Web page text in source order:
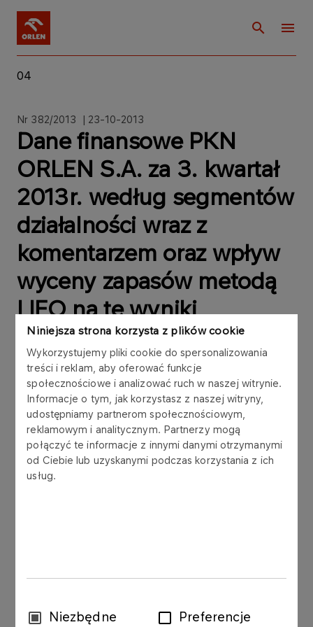
Niniejsza strona korzysta z plików cookie
Wykorzystujemy pliki cookie do spersonalizowania
treści i reklam, aby oferować funkcje
społecznościowe i analizować ruch w naszej witrynie.
Informacje o tym, jak korzystasz z naszej witryny,
udostępniamy partnerom społecznościowym,
reklamowym i analitycznym. Partnerzy mogą
połączyć te informacje z innymi danymi otrzymanymi
od Ciebie lub uzyskanymi podczas korzystania z ich
usług.
WybórNiezbędne Preferencje
04
Nr 382/2013 | 23-10-2013
Dane finansowe PKN
ORLEN S.A. za 3. kwartał
2013r. według segmentów
działalności wraz z
komentarzem oraz wpływ
wyceny zapasów metodą
LIFO na te wyniki
finansowe
Zarząd Polskiego Koncernu Naftowego ORLEN
S.A. („PKN ORLEN S.A.”) przekazuje w załączeniu
dane finansowe za okres 3. kwartału 2013 roku
według segmentów działalności wraz z
komentarzem oraz informacją na temat wpływu
Raport sporządzono na podstawie art. 56 ust. 1